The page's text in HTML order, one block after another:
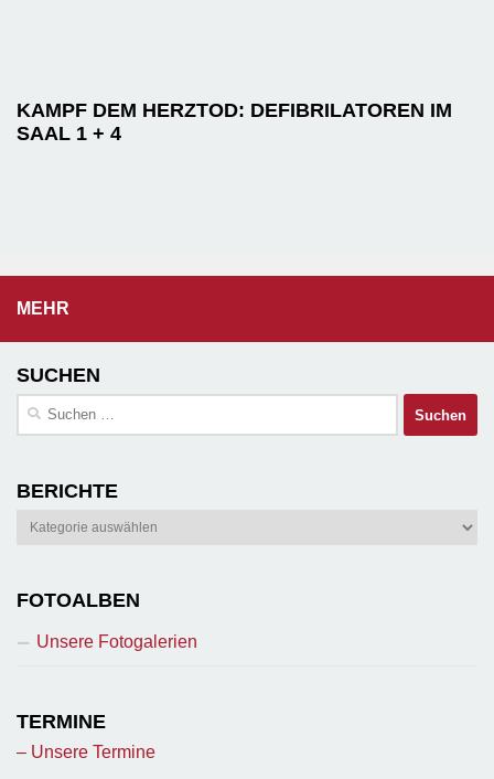
KAMPF DEM HERZTOD: DEFIBRILATOREN IM
SAAL 1 + 4
MEHR
SUCHEN
Suchen
BERICHTE
Berichte
FOTOALBEN
Unsere Fotogalerien
TERMINE
– Unsere Termine